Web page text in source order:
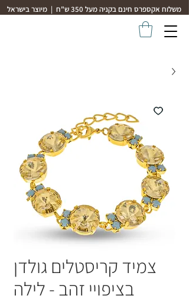
משלוח אקספרס חינם בקניה מעל 350 ש"ח | מיוצר בישראל
צמיד קריסטלים גולדן
בציפויי זהב - לילה